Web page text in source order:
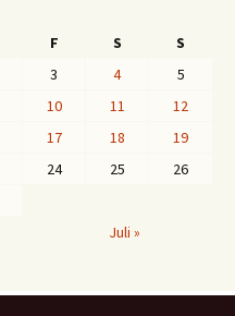
F S
S
3 4
5
10 11
12
17 18
19
24 25
26
Juli »